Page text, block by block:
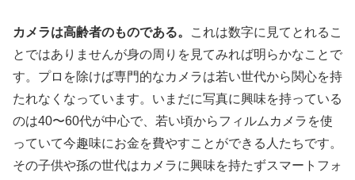
カメラは高齢者のものである。
これは数字に見てとれるこ
とではありませんが身の周りを見てみれば明らかなことで
す。プロを除けば専門的なカメラは若い世代から関心を持
たれなくなっています。いまだに写真に興味を持っている
のは40〜60代が中心で、若い頃からフィルムカメラを使
っていて今趣味にお金を費やすことができる人たちです。
その子供や孫の世代はカメラに興味を持たずスマートフォ